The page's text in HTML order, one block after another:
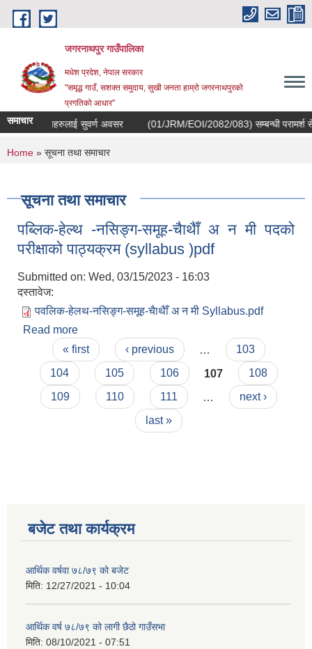
Skip to main content
जगरनाथपुर गाउँपालिका
मधेश प्रदेश, नेपाल सरकार
"समृद्ध गाउँ, सशक्त समुदाय, सुखी जनता हाम्रो जगरनाथपुरको
प्रगतिको आधार"
समाचार कोरियाबाट फर्केका ब्यक्तिहरुलाई सुवर्ण अवसर (01/JRM/EOI/2082/083) सम्बन्धी परामर्श सेवा
You are here
Home » सूचना तथा समाचार
सूचना तथा समाचार
पब्लिक-हेल्थ -नसिङ्ग-समूह-चैाथैाँ अ न मी पदको
परीक्षाको पाठ्यक्रम (syllabus )pdf
Submitted on: Wed, 03/15/2023 - 16:03
दस्तावेज:
पवलिक-हेलथ-नसिङ्ग-समूह-चैाथैाँ अ न मी Syllabus.pdf
Read more
परीक्षाको पाठ्यक्रम (syllabus )pdf
Pages« first ‹ previous
103
104
105 106 107
108
109
110 111
next ›
last »
बजेट तथा कार्यक्रम
आर्थिक वर्षवा ७८/७९ को बजेट
मिति: 12/27/2021 - 10:04
आर्थिक वर्ष ७८/७९ को लागी छैठो गाउँसभा
मिति: 08/10/2021 - 07:51